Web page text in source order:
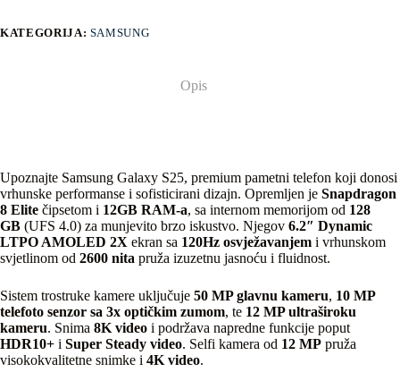
KATEGORIJA: SAMSUNG
Opis
Upoznajte Samsung Galaxy S25, premium pametni telefon koji donosi
vrhunske performanse i sofisticirani dizajn. Opremljen je Snapdragon
8 Elite čipsetom i 12GB RAM-a, sa internom memorijom od 128
GB (UFS 4.0) za munjevito brzo iskustvo. Njegov 6.2″ Dynamic
LTPO AMOLED 2X ekran sa 120Hz osvježavanjem i vrhunskom
svjetlinom od 2600 nita pruža izuzetnu jasnoću i fluidnost.
Sistem trostruke kamere uključuje 50 MP glavnu kameru, 10 MP
telefoto senzor sa 3x optičkim zumom, te 12 MP ultraširoku
kameru. Snima 8K video i podržava napredne funkcije poput
HDR10+ i Super Steady video. Selfi kamera od 12 MP pruža
visokokvalitetne snimke i 4K video.